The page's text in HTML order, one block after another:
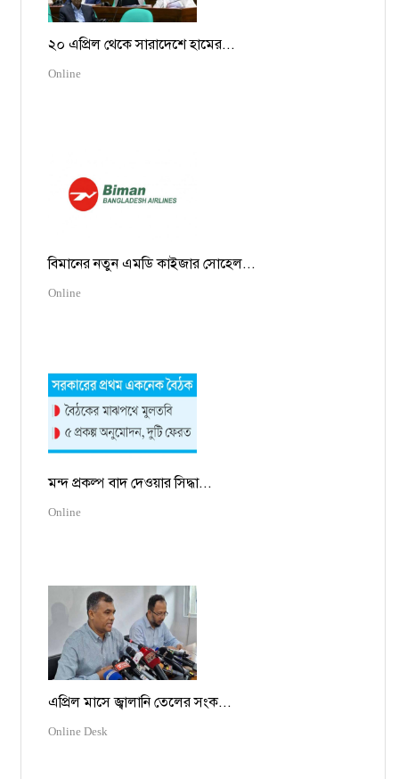
২০ এপ্রিল থেকে সারাদেশে হামের...
Online
বিমানের নতুন এমডি কাইজার সোহেল...
Online
মন্দ প্রকল্প বাদ দেওয়ার সিদ্ধা...
Online
এপ্রিল মাসে জ্বালানি তেলের সংক...
Online Desk